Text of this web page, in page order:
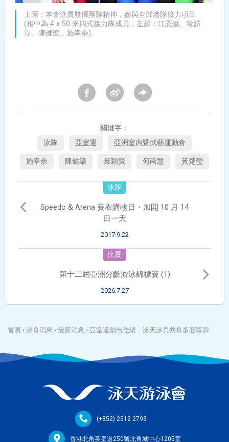
上圖：本會泳員發揮團隊精神，參與全部港隊接力項目
(相中為 4 x 50 米四式接力隊成員，左起：江忞懿、歐鎧
淳、陳健樂、施幸余)。
關鍵字：
泳隊
亞室運 亞洲室內暨武藝運動會
施幸余 陳健樂 葉穎寶 何南慧 黃楚瑩
泳隊
Speedo & Arena 賽衣購物日・加開 10 月 14
日一天
2017.9.22
比賽
第十二屆亞洲分齡游泳錦標賽 (1)
2026.7.27
首頁 › 泳會消息 › 最新消息 › 亞室運創出佳績．泳天泳員共奪多面獎牌
(+852) 2512 2793
香港北角英皇道250號北角城中心1205室